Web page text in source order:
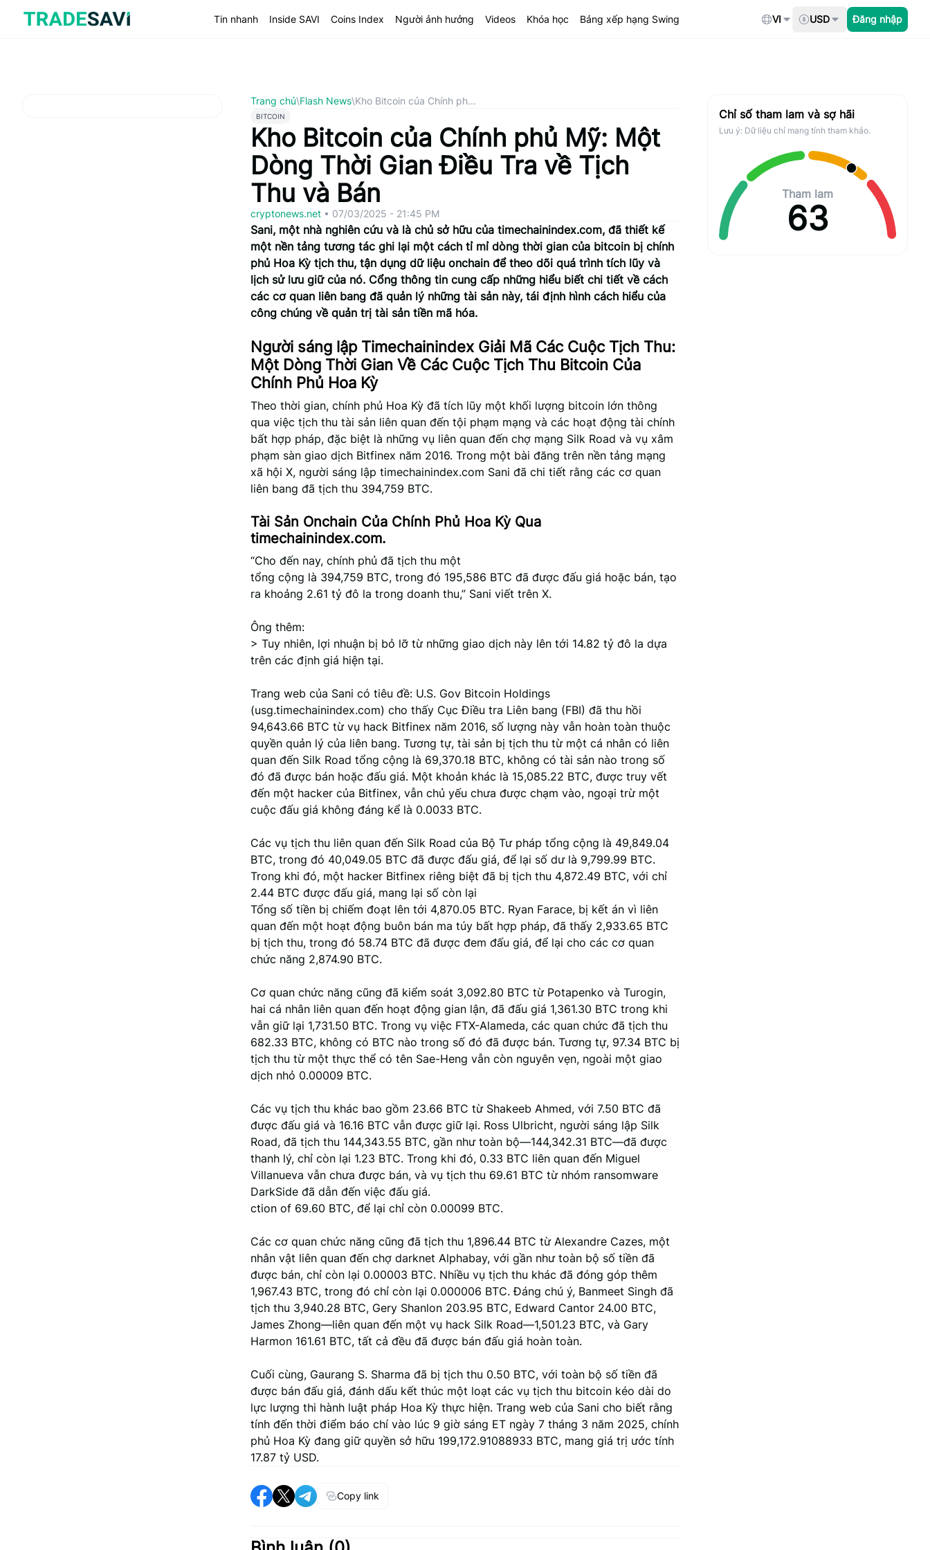
Tin nhanh Inside SAVI Coins Index Người ảnh hưởng Videos Khóa học Bảng xếp hạng Swing VI USD Đăng nhập
Trang chủ\Flash News\Kho Bitcoin của Chính ph...
BITCOIN
Kho Bitcoin của Chính phủ Mỹ: Một
Dòng Thời Gian Điều Tra về Tịch
Thu và Bán
cryptonews.net • 07/03/2025 - 21:45 PM
Sani, một nhà nghiên cứu và là chủ sở hữu của timechainindex.com, đã thiết kế
một nền tảng tương tác ghi lại một cách tỉ mỉ dòng thời gian của bitcoin bị chính
phủ Hoa Kỳ tịch thu, tận dụng dữ liệu onchain để theo dõi quá trình tích lũy và
lịch sử lưu giữ của nó. Cổng thông tin cung cấp những hiểu biết chi tiết về cách
các cơ quan liên bang đã quản lý những tài sản này, tái định hình cách hiểu của
công chúng về quản trị tài sản tiền mã hóa.
Người sáng lập Timechainindex Giải Mã Các Cuộc Tịch Thu:
Một Dòng Thời Gian Về Các Cuộc Tịch Thu Bitcoin Của
Chính Phủ Hoa Kỳ
Theo thời gian, chính phủ Hoa Kỳ đã tích lũy một khối lượng bitcoin lớn thông
qua việc tịch thu tài sản liên quan đến tội phạm mạng và các hoạt động tài chính
bất hợp pháp, đặc biệt là những vụ liên quan đến chợ mạng Silk Road và vụ xâm
phạm sàn giao dịch Bitfinex năm 2016. Trong một bài đăng trên nền tảng mạng
xã hội X, người sáng lập timechainindex.com Sani đã chi tiết rằng các cơ quan
liên bang đã tịch thu 394,759 BTC.
Tài Sản Onchain Của Chính Phủ Hoa Kỳ Qua
timechainindex.com.
“Cho đến nay, chính phủ đã tịch thu một
tổng cộng là 394,759 BTC, trong đó 195,586 BTC đã được đấu giá hoặc bán, tạo
ra khoảng 2.61 tỷ đô la trong doanh thu,” Sani viết trên X.
Ông thêm:
> Tuy nhiên, lợi nhuận bị bỏ lỡ từ những giao dịch này lên tới 14.82 tỷ đô la dựa
trên các định giá hiện tại.
Trang web của Sani có tiêu đề: U.S. Gov Bitcoin Holdings
(usg.timechainindex.com) cho thấy Cục Điều tra Liên bang (FBI) đã thu hồi
94,643.66 BTC từ vụ hack Bitfinex năm 2016, số lượng này vẫn hoàn toàn thuộc
quyền quản lý của liên bang. Tương tự, tài sản bị tịch thu từ một cá nhân có liên
quan đến Silk Road tổng cộng là 69,370.18 BTC, không có tài sản nào trong số
đó đã được bán hoặc đấu giá. Một khoản khác là 15,085.22 BTC, được truy vết
đến một hacker của Bitfinex, vẫn chủ yếu chưa được chạm vào, ngoại trừ một
cuộc đấu giá không đáng kể là 0.0033 BTC.
Các vụ tịch thu liên quan đến Silk Road của Bộ Tư pháp tổng cộng là 49,849.04
BTC, trong đó 40,049.05 BTC đã được đấu giá, để lại số dư là 9,799.99 BTC.
Trong khi đó, một hacker Bitfinex riêng biệt đã bị tịch thu 4,872.49 BTC, với chỉ
2.44 BTC được đấu giá, mang lại số còn lại
Tổng số tiền bị chiếm đoạt lên tới 4,870.05 BTC. Ryan Farace, bị kết án vì liên
quan đến một hoạt động buôn bán ma túy bất hợp pháp, đã thấy 2,933.65 BTC
bị tịch thu, trong đó 58.74 BTC đã được đem đấu giá, để lại cho các cơ quan
chức năng 2,874.90 BTC.
Cơ quan chức năng cũng đã kiểm soát 3,092.80 BTC từ Potapenko và Turogin,
hai cá nhân liên quan đến hoạt động gian lận, đã đấu giá 1,361.30 BTC trong khi
vẫn giữ lại 1,731.50 BTC. Trong vụ việc FTX-Alameda, các quan chức đã tịch thu
682.33 BTC, không có BTC nào trong số đó đã được bán. Tương tự, 97.34 BTC bị
tịch thu từ một thực thể có tên Sae-Heng vẫn còn nguyên vẹn, ngoài một giao
dịch nhỏ 0.00009 BTC.
Các vụ tịch thu khác bao gồm 23.66 BTC từ Shakeeb Ahmed, với 7.50 BTC đã
được đấu giá và 16.16 BTC vẫn được giữ lại. Ross Ulbricht, người sáng lập Silk
Road, đã tịch thu 144,343.55 BTC, gần như toàn bộ—144,342.31 BTC—đã được
thanh lý, chỉ còn lại 1.23 BTC. Trong khi đó, 0.33 BTC liên quan đến Miguel
Villanueva vẫn chưa được bán, và vụ tịch thu 69.61 BTC từ nhóm ransomware
DarkSide đã dẫn đến việc đấu giá.
ction of 69.60 BTC, để lại chỉ còn 0.00099 BTC.
Các cơ quan chức năng cũng đã tịch thu 1,896.44 BTC từ Alexandre Cazes, một
nhân vật liên quan đến chợ darknet Alphabay, với gần như toàn bộ số tiền đã
được bán, chỉ còn lại 0.00003 BTC. Nhiều vụ tịch thu khác đã đóng góp thêm
1,967.43 BTC, trong đó chỉ còn lại 0.000006 BTC. Đáng chú ý, Banmeet Singh đã
tịch thu 3,940.28 BTC, Gery Shanlon 203.95 BTC, Edward Cantor 24.00 BTC,
James Zhong—liên quan đến một vụ hack Silk Road—1,501.23 BTC, và Gary
Harmon 161.61 BTC, tất cả đều đã được bán đấu giá hoàn toàn.
Cuối cùng, Gaurang S. Sharma đã bị tịch thu 0.50 BTC, với toàn bộ số tiền đã
được bán đấu giá, đánh dấu kết thúc một loạt các vụ tịch thu bitcoin kéo dài do
lực lượng thi hành luật pháp Hoa Kỳ thực hiện. Trang web của Sani cho biết rằng
tính đến thời điểm báo chí vào lúc 9 giờ sáng ET ngày 7 tháng 3 năm 2025, chính
phủ Hoa Kỳ đang giữ quyền sở hữu 199,172.91088933 BTC, mang giá trị ước tính
17.87 tỷ USD.
Copy link
Chỉ số tham lam và sợ hãi
Lưu ý: Dữ liệu chỉ mang tính tham khảo.
Tham lam
63